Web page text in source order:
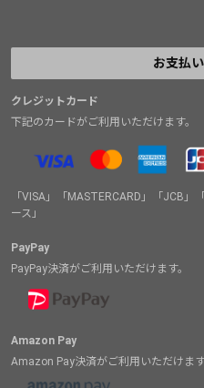
お支払
クレジットカード
下記のカードがご利用いただけます。
「VISA」「MASTERCARD」「JCB
ース」
PayPay
PayPay決済がご利用いただけます。
Amazon Pay
Amazon Pay決済がご利用いただけます